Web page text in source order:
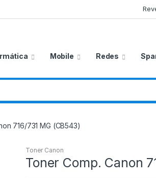
Mobile Redes
716/731 MG (CB543)
Toner Canon
Toner Comp. Canon